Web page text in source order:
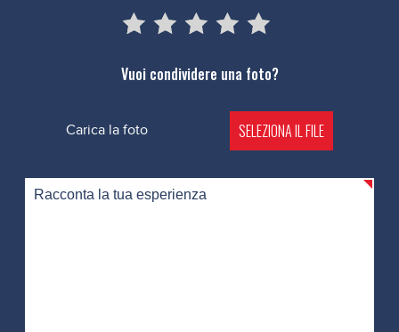
45
4
35
3
25
2
15
05
Vuoi condividere una foto?
Carica la foto SELEZIONA IL FILE